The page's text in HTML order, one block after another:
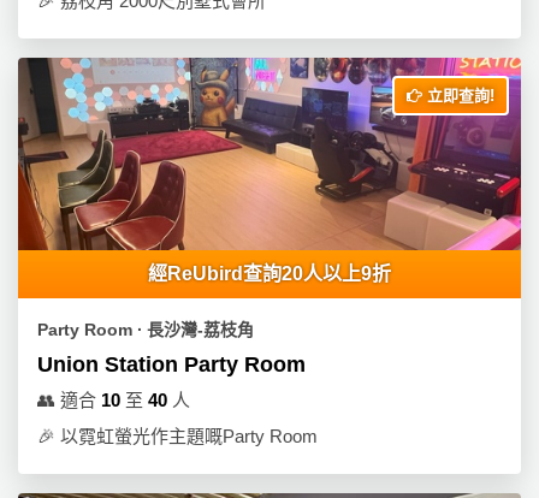
立即查詢!
經ReUbird查詢20人以上9折
Party Room ∙ 長沙灣-荔枝角
Union Station Party Room
👥 適合 10 至 40 人
🎉 以霓虹螢光作主題嘅Party Room